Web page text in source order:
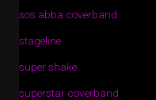
sos abba coverband
stageline
super shake
superstar coverband